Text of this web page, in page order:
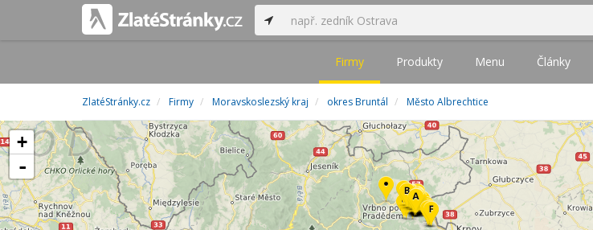
Firmy Produkty Menu Články
ZlatéStránky.cz Firmy Moravskoslezský kraj okres Bruntál Město Albrechtice
+
-